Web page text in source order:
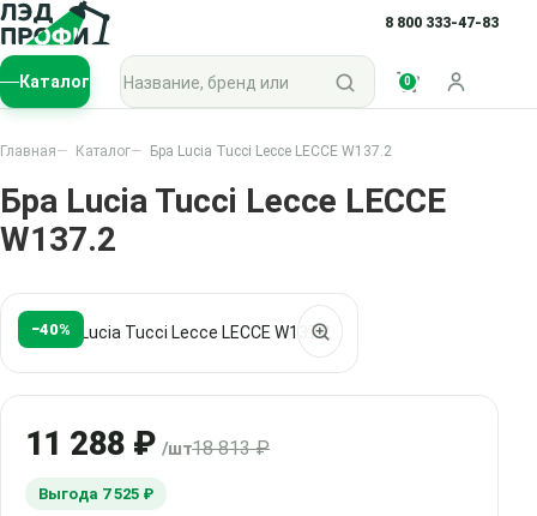
8 800 333-47-83
Каталог
Поиск по каталогу
0
Войти
Главная Каталог Бра Lucia Tucci Lecce LECCE W137.2
Бра Lucia Tucci Lecce LECCE
W137.2
−40%
11 288 ₽ /шт18 813 ₽
Выгода 7 525 ₽